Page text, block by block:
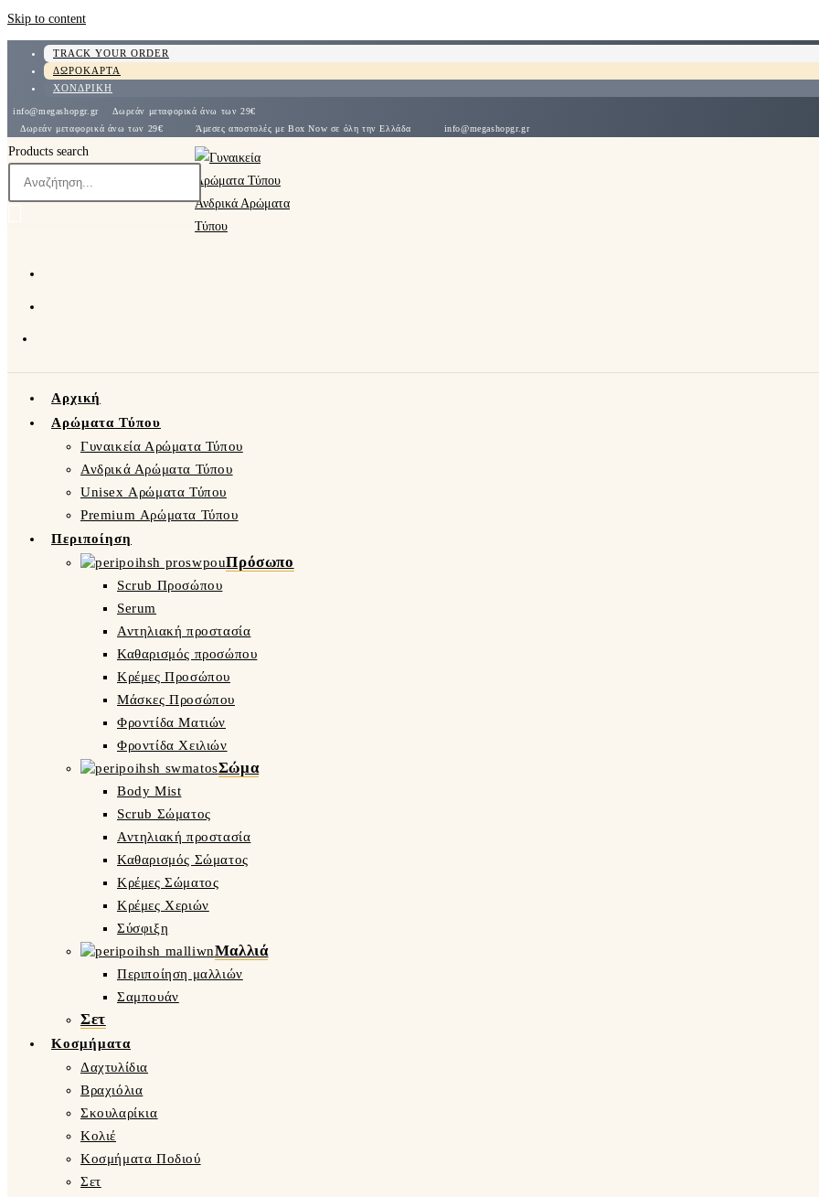
Skip to content
TRACK YOUR ORDER
ΔΩΡΟΚΑΡΤΑ
ΧΟΝΔΡΙΚΗ
info@megashopgr.gr
Δωρεάν μεταφορικά άνω των 29€
Δωρεάν μεταφορικά άνω των 29€
Άμεσες αποστολές με Box Now σε όλη την Ελλάδα info@megashopgr.gr
Products search
Αρχική
Αρώματα Τύπου
Γυναικεία Αρώματα Τύπου
Ανδρικά Αρώματα Τύπου
Unisex Αρώματα Τύπου
Premium Αρώματα Τύπου
Περιποίηση
Πρόσωπο
Scrub Προσώπου
Serum
Αντηλιακή προστασία
Καθαρισμός προσώπου
Κρέμες Προσώπου
Μάσκες Προσώπου
Φροντίδα Ματιών
Φροντίδα Χειλιών
Σώμα
Body Mist
Scrub Σώματος
Αντηλιακή προστασία
Καθαρισμός Σώματος
Κρέμες Σώματος
Κρέμες Χεριών
Σύσφιξη
Μαλλιά
Περιποίηση μαλλιών
Σαμπουάν
Σετ
Κοσμήματα
Δαχτυλίδια
Βραχιόλια
Σκουλαρίκια
Κολιέ
Κοσμήματα Ποδιού
Σετ